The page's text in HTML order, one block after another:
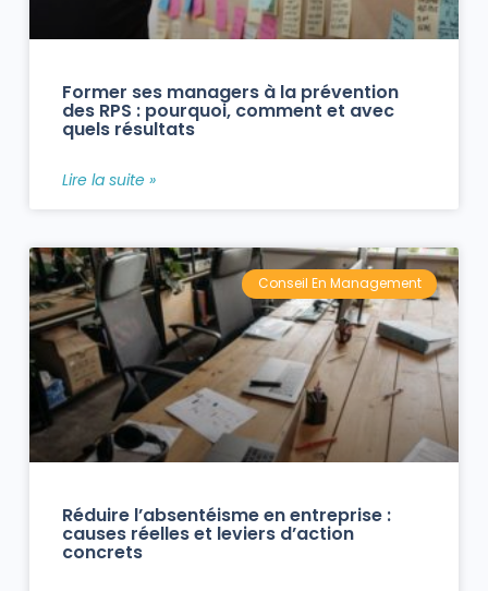
Former ses managers à la prévention
des RPS : pourquoi, comment et avec
quels résultats
Lire la suite »
Conseil En Management
Réduire l’absentéisme en entreprise :
causes réelles et leviers d’action
concrets